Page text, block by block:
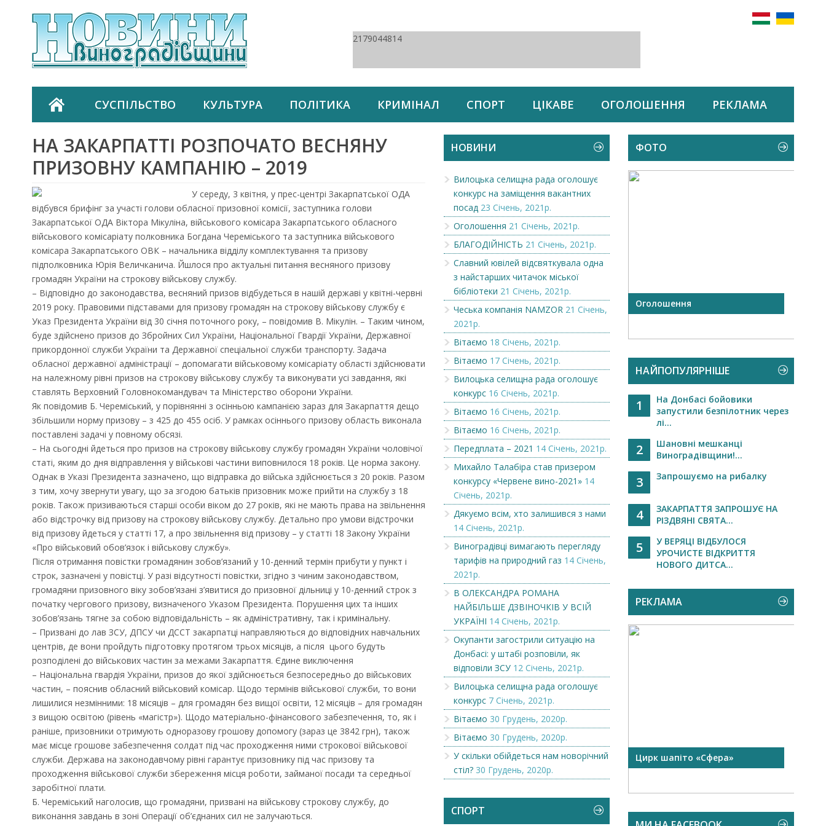
2179044814
СУСПІЛЬСТВО КУЛЬТУРА ПОЛІТИКА КРИМІНАЛ СПОРТ ЦІКАВЕ ОГОЛОШЕННЯ РЕКЛАМА
НА ЗАКАРПАТТІ РОЗПОЧАТО ВЕСНЯНУ
ПРИЗОВНУ КАМПАНІЮ – 2019
У середу, 3 квітня, у прес-центрі Закарпатської ОДА
відбувся брифінг за участі голови обласної призовної комісії, заступника голови
Закарпатської ОДА Віктора Мікуліна, військового комісара Закарпатського обласного
військового комісаріату полковника Богдана Череміського та заступника військового
комісара Закарпатського ОВК – начальника відділу комплектування та призову
підполковника Юрія Величканича. Йшлося про актуальні питання весняного призову
громадян України на строкову військову службу.
– Відповідно до законодавства, весняний призов відбудеться в нашій державі у квітні-червні
2019 року. Правовими підставами для призову громадян на строкову військову службу є
Указ Президента України від 30 січня поточного року, – повідомив В. Мікулін. – Таким чином,
буде здійснено призов до Збройних Сил України, Національної Гвардії України, Державної
прикордонної служби України та Державної спеціальної служби транспорту. Задача
обласної державної адміністрації – допомагати військовому комісаріату області здійснювати
на належному рівні призов на строкову військову службу та виконувати усі завдання, які
ставлять Верховний Головнокомандувач та Міністерство оборони України.
Як повідомив Б. Череміський, у порівнянні з осінньою кампанією зараз для Закарпаття дещо
збільшили норму призову – з 425 до 455 осіб. У рамках осіннього призову область виконала
поставлені задачі у повному обсязі.
– На сьогодні йдеться про призов на строкову військову службу громадян України чоловічої
статі, яким до дня відправлення у військові частини виповнилося 18 років. Це норма закону.
Однак в Указі Президента зазначено, що відправка до війська здійснюється з 20 років. Разом
з тим, хочу звернути увагу, що за згодою батьків призовник може прийти на службу з 18
років. Також призиваються старші особи віком до 27 років, які не мають права на звільнення
або відстрочку від призову на строкову військову службу. Детально про умови відстрочки
від призову йдеться у статті 17, а про звільнення від призову – у статті 18 Закону України
«Про військовий обов’язок і військову службу».
Після отримання повістки громадянин зобов’язаний у 10-денний термін прибути у пункт і
строк, зазначені у повістці. У разі відсутності повістки, згідно з чиним законодавством,
громадяни призовного віку зобов’язані з’явитися до призовної дільниці у 10-денний строк з
початку чергового призову, визначеного Указом Президента. Порушення цих та інших
зобов’язань тягне за собою відповідальність – як адміністративну, так і кримінальну.
– Призвані до лав ЗСУ, ДПСУ чи ДССТ закарпатці направляються до відповідних навчальних
центрів, де вони пройдуть підготовку протягом трьох місяців, а після цього будуть
розподілені до військових частин за межами Закарпаття. Єдине виключення
– Національна гвардія України, призов до якої здійснюється безпосередньо до військових
частин, – пояснив обласний військовий комісар. Щодо термінів військової служби, то вони
лишилися незмінними: 18 місяців – для громадян без вищої освіти, 12 місяців – для громадян
з вищою освітою (рівень «магістр»). Щодо матеріально-фінансового забезпечення, то, як і
раніше, призовники отримують одноразову грошову допомогу (зараз це 3842 грн), також
має місце грошове забезпечення солдат під час проходження ними строкової військової
служби. Держава на законодавчому рівні гарантує призовнику під час призову та
проходження військової служби збереження місця роботи, займаної посади та середньої
заробітної плати.
Б. Череміський наголосив, що громадяни, призвані на військову строкову службу, до
виконання завдань в зоні Операції об’єднаних сил не залучаються.
НОВИНИ
Вилоцька селищна рада оголошує
конкурс на заміщення вакантних
посад 23 Січень, 2021р.
Оголошення 21 Січень, 2021р.
БЛАГОДІЙНІСТЬ 21 Січень, 2021р.
Славний ювілей відсвяткувала одна
з найстарших читачок міської
бібліотеки 21 Січень, 2021р.
Чеська компанія NAMZOR 21 Січень,
2021р.
Вітаємо 18 Січень, 2021р.
Вітаємо 17 Січень, 2021р.
Вилоцька селищна рада оголошує
конкурс 16 Січень, 2021р.
Вітаємо 16 Січень, 2021р.
Вітаємо 16 Січень, 2021р.
Передплата – 2021 14 Січень, 2021р.
Михайло Талабіра став призером
конкурсу «Червене вино-2021» 14
Січень, 2021р.
Дякуємо всім, хто залишився з нами
14 Січень, 2021р.
Виноградівці вимагають перегляду
тарифів на природний газ 14 Січень,
2021р.
В ОЛЕКСАНДРА РОМАНА
НАЙБІЛЬШЕ ДЗВІНОЧКІВ У ВСІЙ
УКРАЇНІ 14 Січень, 2021р.
Окупанти загострили ситуацію на
Донбасі: у штабі розповіли, як
відповіли ЗСУ 12 Січень, 2021р.
Вилоцька селищна рада оголошує
конкурс 7 Січень, 2021р.
Вітаємо 30 Грудень, 2020р.
Вітаємо 30 Грудень, 2020р.
У скільки обійдеться нам новорічний
стіл? 30 Грудень, 2020р.
СПОРТ
ФОТО
Чеська компанія NAMZOR
Вилоцька селищна рада
оголошує конкурс на
заміщення вакантни...
Оголошення
НАЙПОПУЛЯРНІШЕ
1
На Донбасі бойовики
запустили безпілотник через
лі...
2
Шановні мешканці
Виноградівщини!...
3 Запрошуємо на рибалку
4
ЗАКАРПАТТЯ ЗАПРОШУЄ НА
РІЗДВЯНІ СВЯТА...
5
У ВЕРЯЦІ ВІДБУЛОСЯ
УРОЧИСТЕ ВІДКРИТТЯ
НОВОГО ДИТСА...
РЕКЛАМА
Запрошуємо на роботу в
Чехію
Чеська компанія NAMZOR
Викупимо бруньки чорної
смородини...
Цирк шапіто «Сфера»